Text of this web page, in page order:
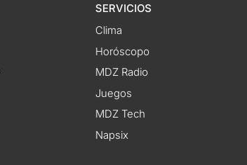
SERVICIOS
Clima
Horóscopo
MDZ Radio
Juegos
MDZ Tech
Napsix